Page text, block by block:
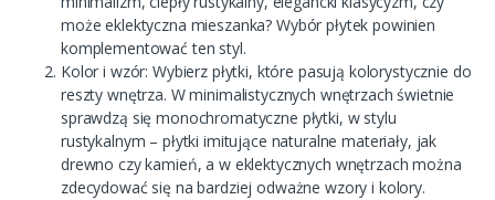
może eklektyczna mieszanka? Wybór płytek powinien
komplementować ten styl.
Kolor i wzór: Wybierz płytki, które pasują kolorystycznie do
reszty wnętrza. W minimalistycznych wnętrzach świetnie
sprawdzą się monochromatyczne płytki, w stylu
rustykalnym – płytki imitujące naturalne materiały, jak
drewno czy kamień, a w eklektycznych wnętrzach można
zdecydować się na bardziej odważne wzory i kolory.